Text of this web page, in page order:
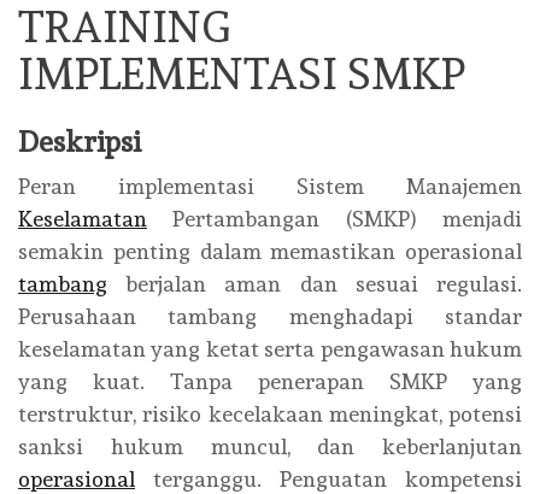
TRAINING
IMPLEMENTASI SMKP
Deskripsi
Peran implementasi Sistem Manajemen
Keselamatan Pertambangan (SMKP) menjadi
semakin penting dalam memastikan operasional
tambang berjalan aman dan sesuai regulasi.
Perusahaan tambang menghadapi standar
keselamatan yang ketat serta pengawasan hukum
yang kuat. Tanpa penerapan SMKP yang
terstruktur, risiko kecelakaan meningkat, potensi
sanksi hukum muncul, dan keberlanjutan
operasional terganggu. Penguatan kompetensi